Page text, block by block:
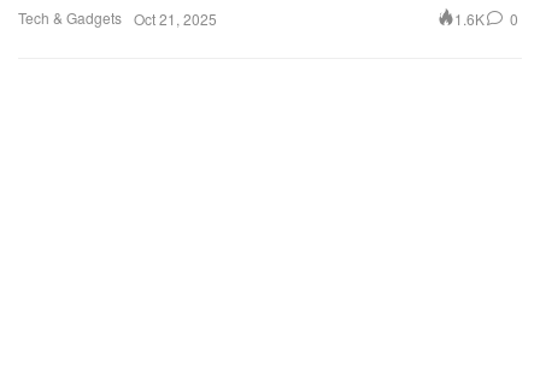
Tech & Gadgets Oct 21, 2025
1.6K 0